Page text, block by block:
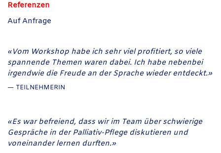
Referenzen
Auf Anfrage
«Vom Workshop habe ich sehr viel profitiert, so viele
spannende Themen waren dabei. Ich habe nebenbei
irgendwie die Freude an der Sprache wieder entdeckt.»
TEILNEHMERIN
«Es war befreiend, dass wir im Team über schwierige
Gespräche in der Palliativ-Pflege diskutieren und
voneinander lernen durften.»